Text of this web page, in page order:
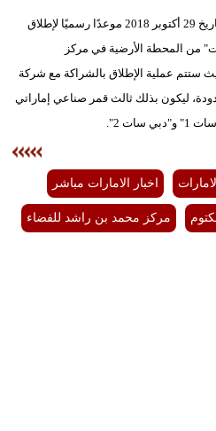
وحدد مركز محمد بن راشد للفضاء تاريخ 29 أكتوبر 2018 موعدًا رسميًا لإطلاق
من المحطة الأرضية في مركز
ستتم عملية الإطلاق بالشراكة مع شركة
ليكون بذلك ثالث قمر صناعي إماراتي
2".
اخبار الامارات مباشر
مركز محمد بن راشد للفضاء